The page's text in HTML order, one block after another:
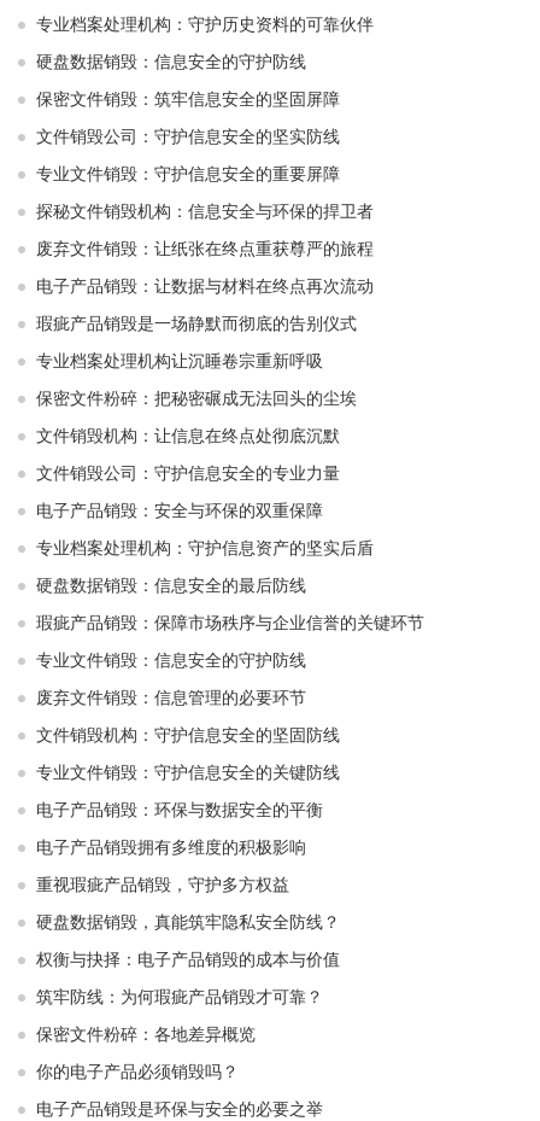
专业档案处理机构：守护历史资料的可靠伙伴
硬盘数据销毁：信息安全的守护防线
保密文件销毁：筑牢信息安全的坚固屏障
文件销毁公司：守护信息安全的坚实防线
专业文件销毁：守护信息安全的重要屏障
探秘文件销毁机构：信息安全与环保的捍卫者
废弃文件销毁：让纸张在终点重获尊严的旅程
电子产品销毁：让数据与材料在终点再次流动
瑕疵产品销毁是一场静默而彻底的告别仪式
专业档案处理机构让沉睡卷宗重新呼吸
保密文件粉碎：把秘密碾成无法回头的尘埃
文件销毁机构：让信息在终点处彻底沉默
文件销毁公司：守护信息安全的专业力量
电子产品销毁：安全与环保的双重保障
专业档案处理机构：守护信息资产的坚实后盾
硬盘数据销毁：信息安全的最后防线
瑕疵产品销毁：保障市场秩序与企业信誉的关键环节
专业文件销毁：信息安全的守护防线
废弃文件销毁：信息管理的必要环节
文件销毁机构：守护信息安全的坚固防线
专业文件销毁：守护信息安全的关键防线
电子产品销毁：环保与数据安全的平衡
电子产品销毁拥有多维度的积极影响
重视瑕疵产品销毁，守护多方权益
硬盘数据销毁，真能筑牢隐私安全防线？
权衡与抉择：电子产品销毁的成本与价值
筑牢防线：为何瑕疵产品销毁才可靠？
保密文件粉碎：各地差异概览
你的电子产品必须销毁吗？
电子产品销毁是环保与安全的必要之举​ ​